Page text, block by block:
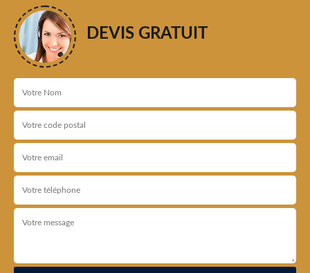
DEVIS GRATUIT